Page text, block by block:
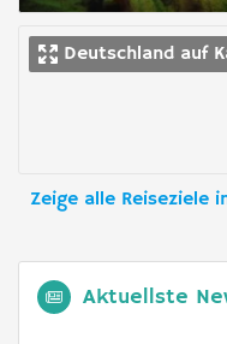
Deutschland auf
Zeige alle Reiseziele
Aktuellste